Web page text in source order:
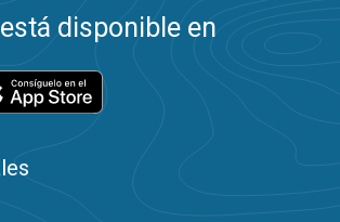
disponible en